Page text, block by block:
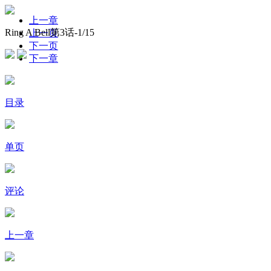
Ring A Bell第3话-1/15
上一章
上一页
下一页
下一章
目录
单页
评论
上一章